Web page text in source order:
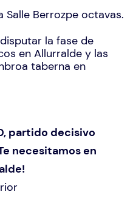
Salle Berrozpe octavas.
la fase de
en Allurralde y las
taberna en
partido decisivo
necesitamos en